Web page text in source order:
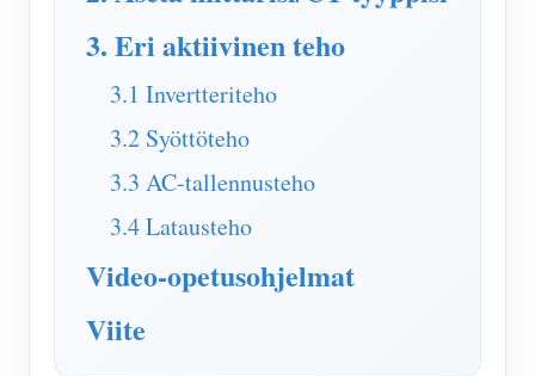
IAMMETER Simulaattori
Virtuaalimittari
Energian ennuste- ja simulointijärjestelmä
Sovellukset
Aurinkosähköjärjestelmän energianäyttö
PV-lämmittimen ohjausjärjestelmä
Kodin automatisointi
Tuotteen pika-aloitus
Asiakirja
Kehittäjä
3. Eri aktiivinen teho
3.1 Invertteriteho
3.2 Syöttöteho
3.3 AC-tallennusteho
3.4 Latausteho
Video-opetusohjelmat
Viite